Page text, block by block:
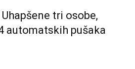
Uhapšene tri osobe,
automatskih pušaka